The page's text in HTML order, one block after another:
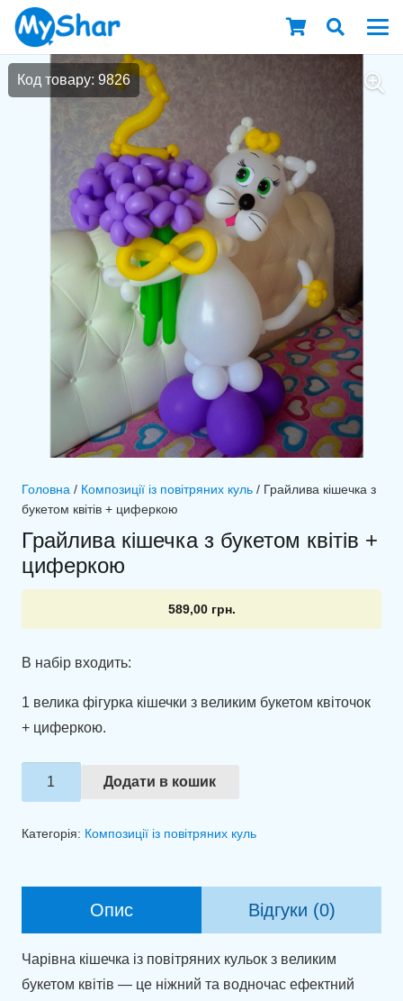
Код товару: 9826
Головна / Композиції із повітряних куль / Грайлива кішечка з
букетом квітів + циферкою
Грайлива кішечка з букетом квітів +
циферкою
589,00 грн.
В набір входить:
1 велика фігурка кішечки з великим букетом квіточок
+ циферкою.
Грайлива
кішечка
кількість
Додати в кошик
Категорія: Композиції із повітряних куль
Опис Відгуки (0)
Чарівна кішечка із повітряних кульок з великим
букетом квітів — це ніжний та водночас ефектний